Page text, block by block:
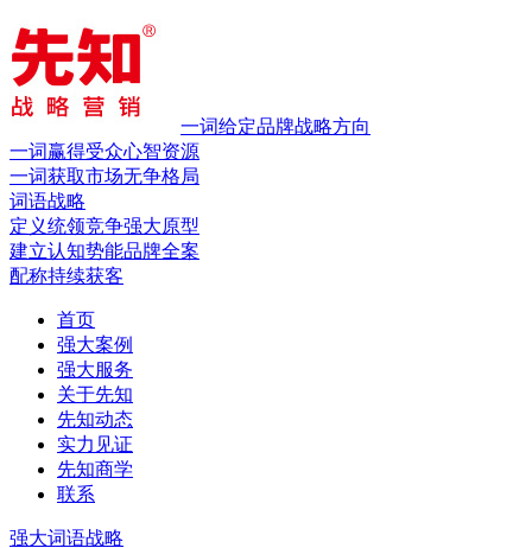
一词给定品牌战略方向
一词赢得受众心智资源
一词获取市场无争格局
词语战略
定义统领竞争强大原型
建立认知势能品牌全案
配称持续获客
首页
强大案例
强大服务
关于先知
先知动态
实力见证
先知商学
联系
强大词语战略